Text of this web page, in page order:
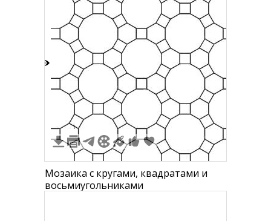
1
Мозаика с кругами, квадратами и
восьмиугольниками